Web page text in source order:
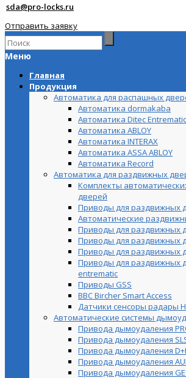
sda@pro-locks.ru
Отправить заявку
Меню
Главная
Продукция
Автоматика для распашных
Автоматика dormakaba
Автоматика Ditec Entrematic
Автоматика ABLOY
Автоматика INTERAX
Автоматика ASSA ABLOY
Автоматика Record
Автоматика для раздвижных
Комплекты
дверей
Приводы для раздвижных
Автоматические
Приводы для раздвижных
Приводы для раздвижных
Приводы для раздвижных
Приводы для раздвижных
entrematic
Приводы GSS
BBC Bircher Smart Access
Датчики сенсоры радары
Автоматические системы
Привода дымоудаления
Привода дымоудаления
Привода дымоудаления
Привода дымоудаления
Привода дымоудаления